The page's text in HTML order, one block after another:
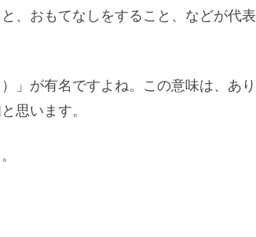
、おもてなしをすること、などが代表
」が有名ですよね。この意味は、あり
思います。